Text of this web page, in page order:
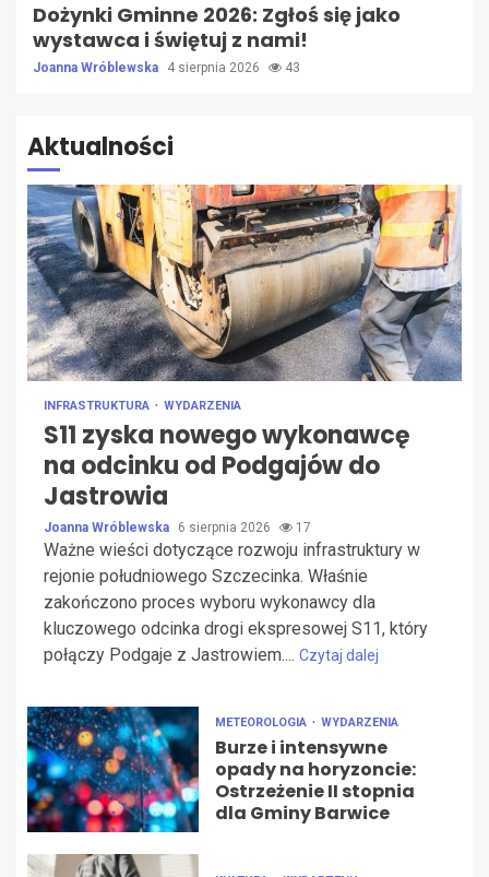
Dożynki Gminne 2026: Zgłoś się jako
wystawca i świętuj z nami!
Joanna Wróblewska 4 sierpnia 2026 43
Aktualności
INFRASTRUKTURA WYDARZENIA
S11 zyska nowego wykonawcę
na odcinku od Podgajów do
Jastrowia
Joanna Wróblewska 6 sierpnia 2026 17
Ważne wieści dotyczące rozwoju infrastruktury w
rejonie południowego Szczecinka. Właśnie
zakończono proces wyboru wykonawcy dla
kluczowego odcinka drogi ekspresowej S11, który
połączy Podgaje z Jastrowiem.... Czytaj dalej
METEOROLOGIA WYDARZENIA
Burze i intensywne
opady na horyzoncie:
Ostrzeżenie II stopnia
dla Gminy Barwice